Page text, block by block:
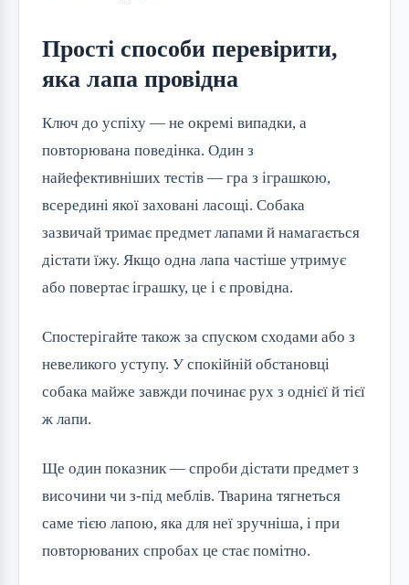
Прості способи перевірити,
яка лапа провідна
Ключ до успіху — не окремі випадки, а
повторювана поведінка. Один з
найефективніших тестів — гра з іграшкою,
всередині якої заховані ласощі. Собака
зазвичай тримає предмет лапами й намагається
дістати їжу. Якщо одна лапа частіше утримує
або повертає іграшку, це і є провідна.
Спостерігайте також за спуском сходами або з
невеликого уступу. У спокійній обстановці
собака майже завжди починає рух з однієї й тієї
ж лапи.
Ще один показник — спроби дістати предмет з
височини чи з-під меблів. Тварина тягнеться
саме тією лапою, яка для неї зручніша, і при
повторюваних спробах це стає помітно.